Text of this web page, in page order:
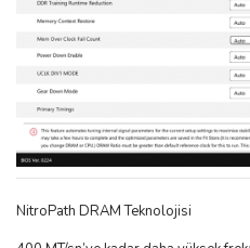
NitroPath DRAM Teknolojisi